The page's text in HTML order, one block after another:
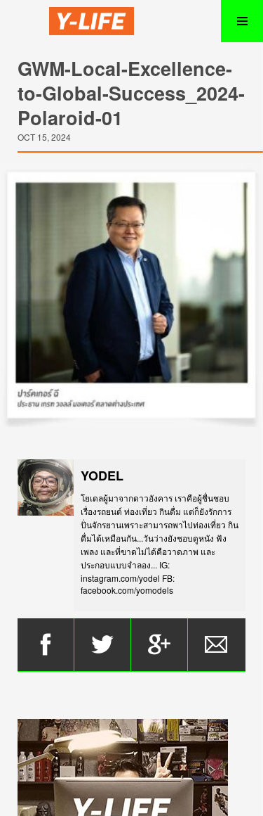
GWM-Local-Excellence-
to-Global-Success_2024-
Polaroid-01
OCT 15, 2024
YODEL
โยเดลผู้มาจากดาวอังคาร เราคือผู้ชื่นชอบ
เรื่องรถยนต์ ท่องเที่ยว กินดื่ม แต่ก็ยังรักการ
ปั่นจักรยานเพราะสามารถพาไปท่องเที่ยว กิน
ดื่มได้เหมือนกัน...วันว่างยังชอบดูหนัง ฟัง
เพลง และที่ขาดไม่ได้คือวาดภาพ และ
ประกอบแบบจำลอง... IG:
instagram.com/yodel FB:
facebook.com/yomodels